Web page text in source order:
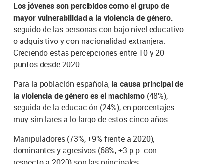
Los jóvenes son percibidos como el grupo de
mayor vulnerabilidad a la violencia de género,
seguido de las personas con bajo nivel educativo
o adquisitivo y con nacionalidad extranjera.
Creciendo estas percepciones entre 10 y 20
puntos desde 2020.
Para la población española, la causa principal de
la violencia de género es el machismo (48%),
seguida de la educación (24%), en porcentajes
muy similares a lo largo de estos cinco años.
Manipuladores (73%, +9% frente a 2020),
dominantes y agresivos (68%, +3 p.p. con